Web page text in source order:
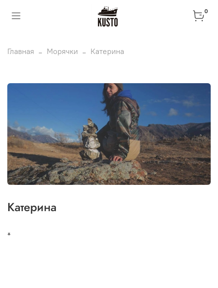
0
Главная Морячки Катерина
Катерина
*